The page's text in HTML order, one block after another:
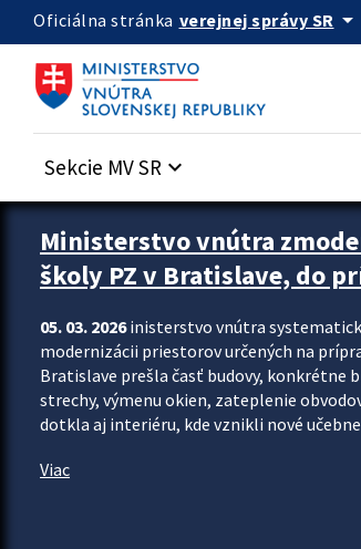
Preskocit na hlavný obsah
Oficiálna stránka verejnej správy SR arrow_drop_down
Sekcie MV SR keyboard_arrow_down
Ministerstvo vnútra
školy PZ v Bratislave, do
05. 03. 2026inisterstvo vnútra
modernizácii priestorov určených na
Bratislave prešla časť budovy, konkrétne
strechy, výmenu okien, zateplenie
dotkla aj interiéru, kde vznikli nové
Viac